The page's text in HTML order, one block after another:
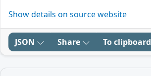
Show details on source website
JSON Share To clipboard